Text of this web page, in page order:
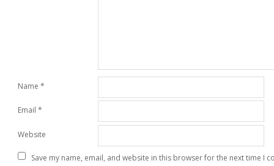
Name *
Email *
Website
Save my name, email, and website in this browser for the next time I